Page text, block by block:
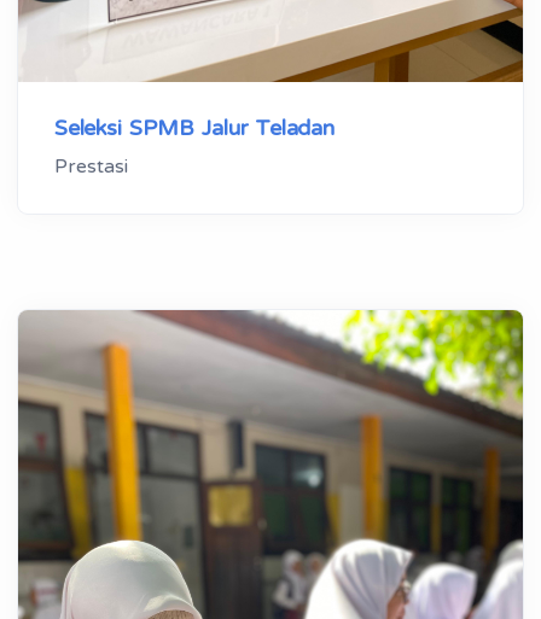
Seleksi SPMB Jalur Teladan
Prestasi